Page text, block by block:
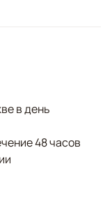
в день
48 часов